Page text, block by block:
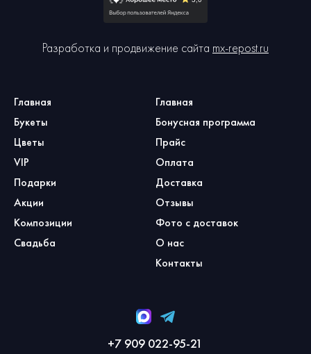
Главная
Букеты
Цветы
VIP
Подарки
Акции
Композиции
Свадьба
Главная
Бонусная программа
Прайс
Оплата
Доставка
Отзывы
Фото с доставок
О нас
Контакты
Разработка и продвижение сайта mx-repost.ru
+7 909 022-95-21